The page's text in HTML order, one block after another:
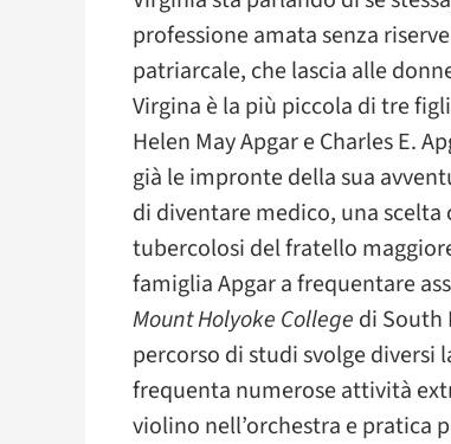
professione amata senza
patriarcale, che lascia alle
Virgina è la più piccola di tre
Helen May Apgar e Charles E.
già le impronte della sua
di diventare medico, una
tubercolosi del fratello
famiglia Apgar a frequentare
Mount Holyoke College di South
percorso di studi svolge diversi
frequenta numerose attività
violino nell’orchestra e pratica